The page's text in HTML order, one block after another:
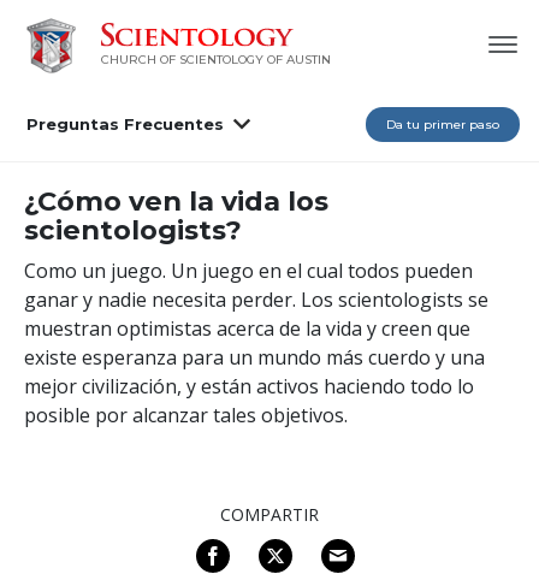
CHURCH OF SCIENTOLOGY OF AUSTIN
Preguntas Frecuentes Da tu primer paso
¿Cómo ven la vida los
scientologists?
Como un juego. Un juego en el cual todos pueden
ganar y nadie necesita perder. Los scientologists se
muestran optimistas acerca de la vida y creen que
existe esperanza para un mundo más cuerdo y una
mejor civilización, y están activos haciendo todo lo
posible por alcanzar tales objetivos.
COMPARTIR